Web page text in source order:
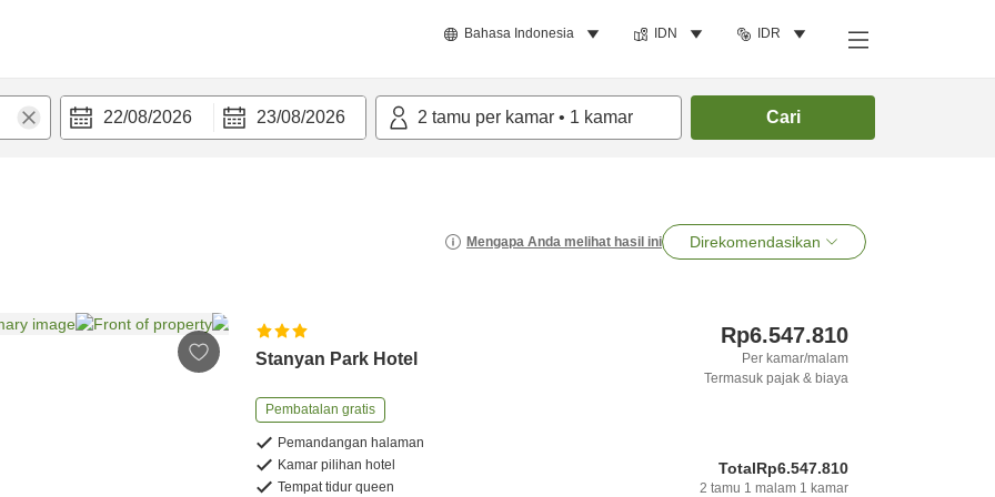
Bahasa Indonesia IDN IDR
22/08/2026 23/08/2026 2 tamu per kamar • 1 kamar Cari
Mengapa Anda melihat hasil ini Direkomendasikan
Stanyan Park Hotel
Pembatalan gratis
Pemandangan halaman
Kamar pilihan hotel
Tempat tidur queen
Rp6.547.810
Per kamar/malam
Termasuk pajak & biaya
TotalRp6.547.810
2 tamu 1 malam 1 kamar